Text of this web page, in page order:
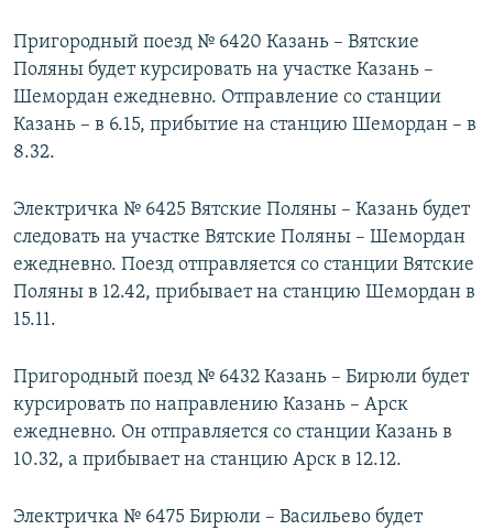
Пригородный поезд № 6420 Казань – Вятские
Поляны будет курсировать на участке Казань –
Шемордан ежедневно. Отправление со станции
Казань – в 6.15, прибытие на станцию Шемордан – в
8.32.
Электричка № 6425 Вятские Поляны – Казань будет
следовать на участке Вятские Поляны – Шемордан
ежедневно. Поезд отправляется со станции Вятские
Поляны в 12.42, прибывает на станцию Шемордан в
15.11.
Пригородный поезд № 6432 Казань – Бирюли будет
курсировать по направлению Казань – Арск
ежедневно. Он отправляется со станции Казань в
10.32, а прибывает на станцию Арск в 12.12.
Электричка № 6475 Бирюли – Васильево будет